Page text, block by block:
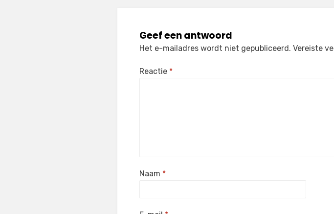
Geef een antwoord
Het e-mailadres wordt niet gepubliceerd. Vereiste
Reactie *
Naam *